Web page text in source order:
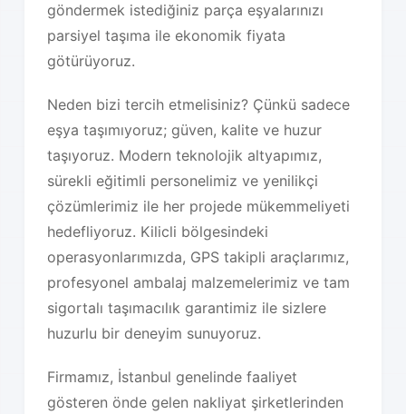
göndermek istediğiniz parça eşyalarınızı
parsiyel taşıma ile ekonomik fiyata
götürüyoruz.
Neden bizi tercih etmelisiniz? Çünkü sadece
eşya taşımıyoruz; güven, kalite ve huzur
taşıyoruz. Modern teknolojik altyapımız,
sürekli eğitimli personelimiz ve yenilikçi
çözümlerimiz ile her projede mükemmeliyeti
hedefliyoruz. Kilicli bölgesindeki
operasyonlarımızda, GPS takipli araçlarımız,
profesyonel ambalaj malzemelerimiz ve tam
sigortalı taşımacılık garantimiz ile sizlere
huzurlu bir deneyim sunuyoruz.
Firmamız, İstanbul genelinde faaliyet
gösteren önde gelen nakliyat şirketlerinden